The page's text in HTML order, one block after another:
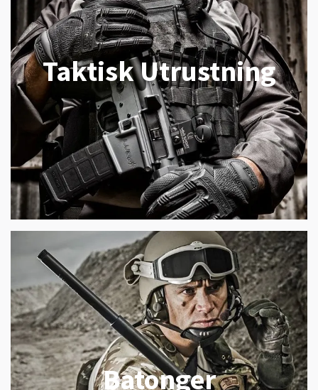
Taktisk Utrustning
Batonger